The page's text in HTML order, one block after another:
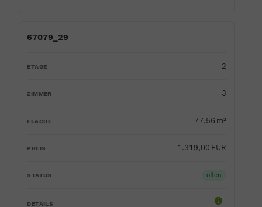
67079_29
2
3
77,56 m²
1.319,00 EUR
offen